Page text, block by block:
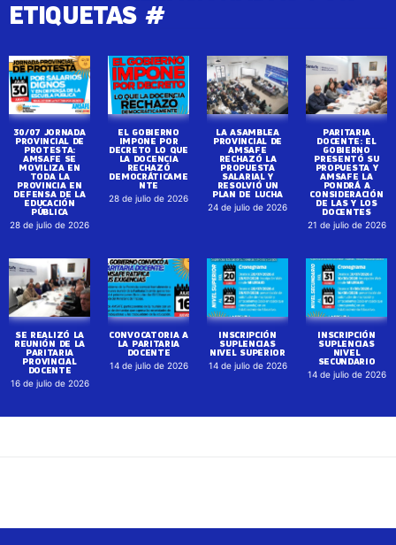
ETIQUETAS #
30/07 JORNADA
PROVINCIAL DE
PROTESTA:
AMSAFE SE
MOVILIZA EN
TODA LA
PROVINCIA EN
DEFENSA DE LA
EDUCACIÓN
PÚBLICA
28 de julio de 2026
EL GOBIERNO
IMPONE POR
DECRETO LO QUE
LA DOCENCIA
RECHAZÓ
DEMOCRÁTICAME
NTE
28 de julio de 2026
LA ASAMBLEA
PROVINCIAL DE
AMSAFE
RECHAZÓ LA
PROPUESTA
SALARIAL Y
RESOLVIÓ UN
PLAN DE LUCHA
24 de julio de 2026
PARITARIA
DOCENTE: EL
GOBIERNO
PRESENTÓ SU
PROPUESTA Y
AMSAFE LA
PONDRÁ A
CONSIDERACIÓN
DE LAS Y LOS
DOCENTES
21 de julio de 2026
SE REALIZÓ LA
REUNIÓN DE LA
PARITARIA
PROVINCIAL
DOCENTE
16 de julio de 2026
CONVOCATORIA A
LA PARITARIA
DOCENTE
14 de julio de 2026
INSCRIPCIÓN
SUPLENCIAS
NIVEL SUPERIOR
14 de julio de 2026
INSCRIPCIÓN
SUPLENCIAS
NIVEL
SECUNDARIO
14 de julio de 2026